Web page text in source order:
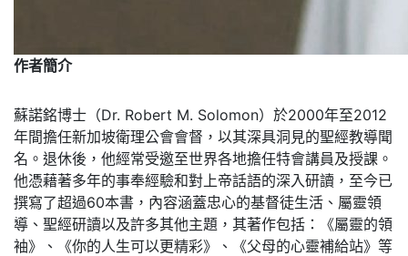
作者簡介
蘇諾銘博士（Dr. Robert M. Solomon）於2000年至2012
年間擔任新加坡衛理公會會督，以其深具洞見的聖經教導聞
名。退休後，他經常受邀至世界各地擔任特會講員及授課。
他憑藉著多年的事奉經驗和對上帝話語的深入研讀，至今已
撰寫了超過60本書，內容涵蓋忠心的基督徒生活、屬靈領
導、聖經研讀以及許多其他主題，其著作包括：《屬靈的領
袖》、《你的人生可以更精彩》、《父母的心靈補給站》等